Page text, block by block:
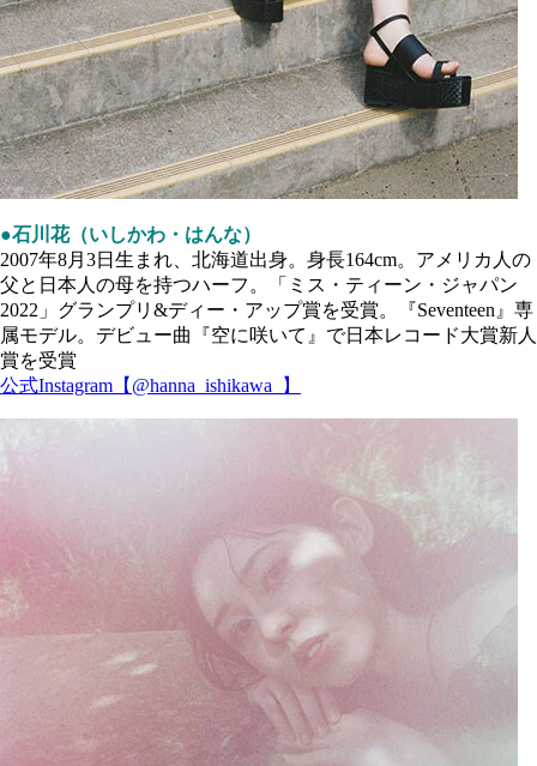
●石川花（いしかわ・はんな）
2007年8月3日生まれ、北海道出身。身長164cm。アメリカ人の
父と日本人の母を持つハーフ。「ミス・ティーン・ジャパン
2022」グランプリ&ディー・アップ賞を受賞。『Seventeen』専
属モデル。デビュー曲『空に咲いて』で日本レコード大賞新人
賞を受賞
公式Instagram【@hanna_ishikawa_】